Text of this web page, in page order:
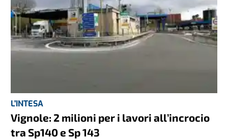
L'INTESA
Vignole: 2 milioni per i lavori all’incrocio
tra Sp140 e Sp 143